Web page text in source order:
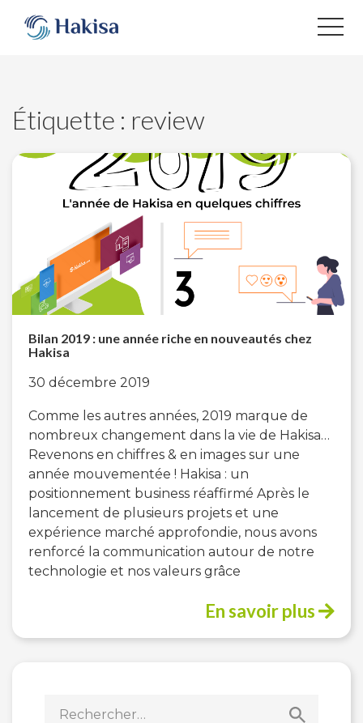
contenu
Étiquette : review
Bilan 2019 : une année riche en nouveautés chez
Hakisa
30 décembre 2019
Comme les autres années, 2019 marque de
nombreux changement dans la vie de Hakisa…
Revenons en chiffres & en images sur une
année mouvementée ! Hakisa : un
positionnement business réaffirmé Après le
lancement de plusieurs projets et une
expérience marché approfondie, nous avons
renforcé la communication autour de notre
technologie et nos valeurs grâce
En savoir plus